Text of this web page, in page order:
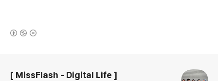
[ MissFlash - Digital Life ]